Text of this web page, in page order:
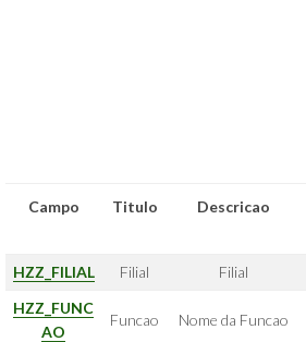
Campo Titulo Descricao
HZZ_FILIAL Filial Filial
HZZ_FUNC
AO
Funcao Nome da Funcao